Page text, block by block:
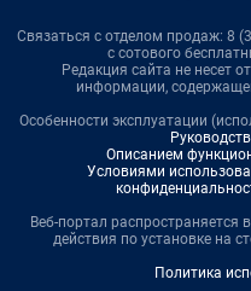
Связаться с отделом продаж: 8
с сотового
Редакция сайта не несет
информации,
Особенности эксплуатации
Описанием
Условиями
Веб-портал распространяется
действия по установке на
Политика